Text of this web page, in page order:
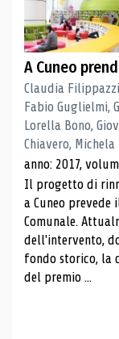
A Cuneo
Claudia
Fabio Guglielmi,
Lorella Bono,
Chiavero, Michela
anno: 2017,
Il progetto di
a Cuneo
Comunale.
dell'intervento,
fondo storico, la
del premio ...